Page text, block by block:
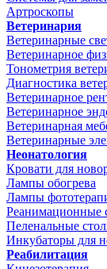
Артроскопы
Ветеринария
Ветеринарные
Ветеринарное
Тонометрия
Диагностика
Ветеринарное
Ветеринарное
Ветеринарная
Ветеринарные
Неонатология
Кровати для
Лампы обогрева
Лампы
Реанимационные
Пеленальные
Инкубаторы для
Реабилитация